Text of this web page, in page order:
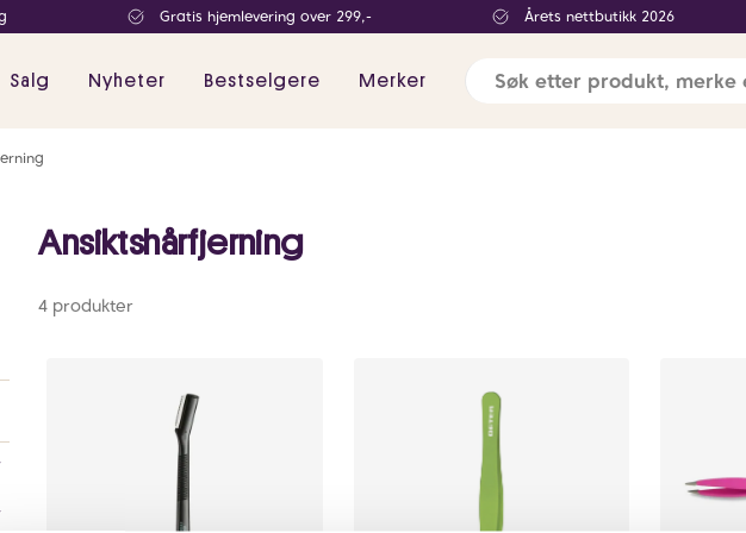
Gratis hjemlevering over 299,- Årets nettbutikk 2026
Salg Nyheter Bestselgere Merker
Ansiktshårfjerning
4 produkter